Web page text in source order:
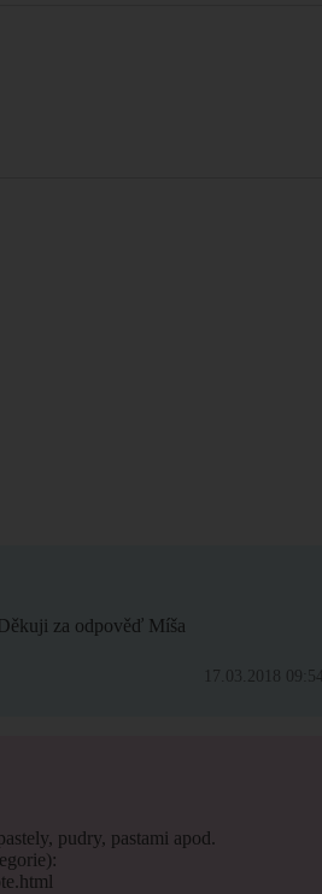
za odpověď Míša
17.03.2018 09:54
pudry, pastami apod.